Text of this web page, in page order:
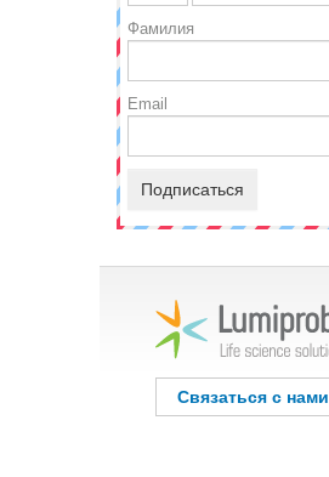
Фамилия
Email
Подписаться
Связаться с нами